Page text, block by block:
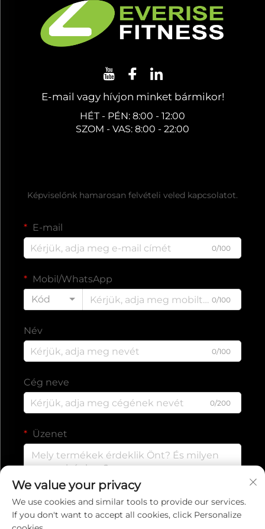
E-mail vagy hívjon minket bármikor!
HÉT - PÉN: 8:00 - 12:00
SZOM - VAS: 8:00 - 22:00
Képviselőnk hamarosan felvételi veled kapcsolatot.
E-mail
0/100
Mobil/WhatsApp
Kód
0/100
Név
0/100
Cég neve
0/200
Üzenet
We value your privacy
We use cookies and similar tools to provide our services.
If you don't want to accept all cookies, click Personalize